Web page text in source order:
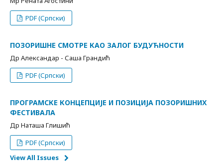
PDF (Српски)
ПОЗОРИШНЕ СМОТРЕ КАО ЗАЛОГ БУДУЋНОСТИ
Др Александар - Саша Грандић
PDF (Српски)
ПРОГРАМСКЕ КОНЦЕПЦИЈЕ И ПОЗИЦИЈА ПОЗОРИШНИХ
ФЕСТИВАЛА
Др Наташа Глишић
PDF (Српски)
View All Issues